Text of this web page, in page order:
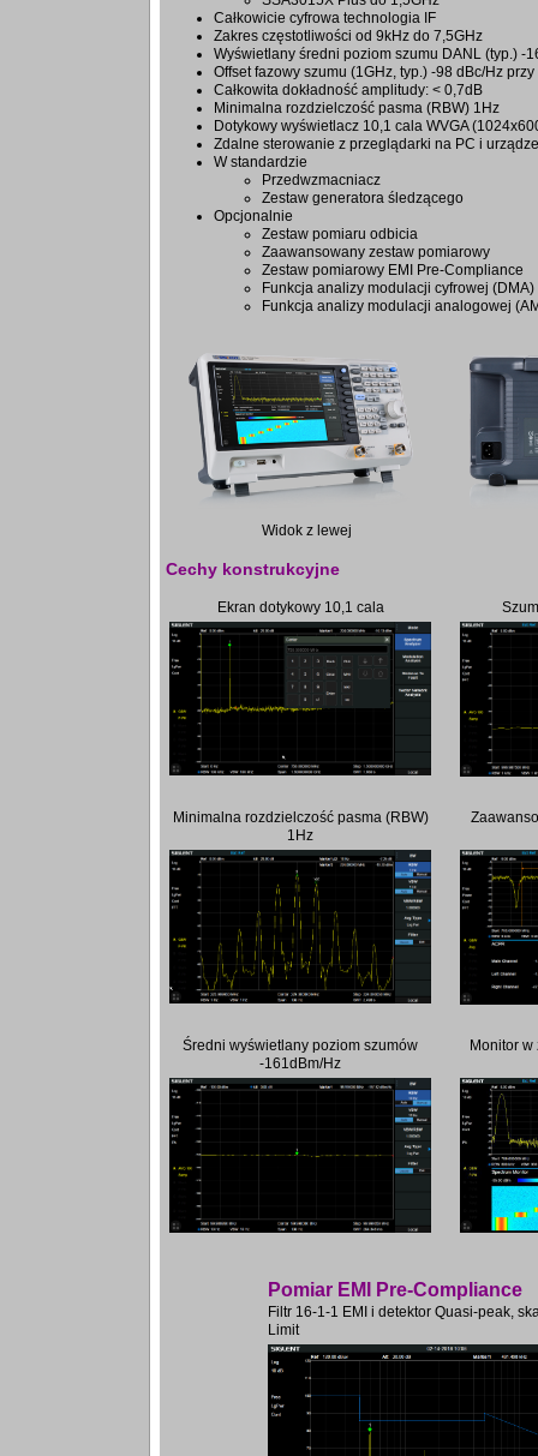
Całkowicie cyfrowa technologia IF
Zakres częstotliwości od 9kHz do 7,5GHz
Wyświetlany średni poziom szumu DANL (typ.) -
Offset fazowy szumu (1GHz, typ.) -98 dBc/Hz
Całkowita dokładność amplitudy: < 0,7dB
Minimalna rozdzielczość pasma (RBW) 1Hz
Dotykowy wyświetlacz 10,1 cala WVGA
Zdalne sterowanie z przeglądarki na PC i
W standardzie
Przedwzmacniacz
Zestaw generatora śledzącego
Opcjonalnie
Zestaw pomiaru odbicia
Zaawansowany zestaw pomiarowy
Zestaw pomiarowy EMI Pre-Compliance
Funkcja analizy modulacji cyfrowej (DMA)
Funkcja analizy modulacji analogowej
Widok z lewej
Cechy konstrukcyjne
Ekran dotykowy 10,1 cala
Minimalna rozdzielczość pasma (RBW)
1Hz
Średni wyświetlany poziom szumów
-161dBm/Hz
Monitor
Pomiar EMI Pre-Compliance
Filtr 16-1-1 EMI i detektor Quasi-peak,
Limit